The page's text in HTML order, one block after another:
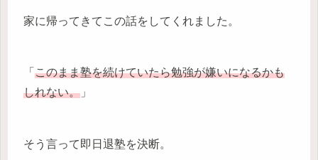
家に帰ってきてこの話をしてくれました。
「 このまま塾を続けていたら勉強が嫌いになるかも
しれない。 」
そう言って即日退塾を決断。